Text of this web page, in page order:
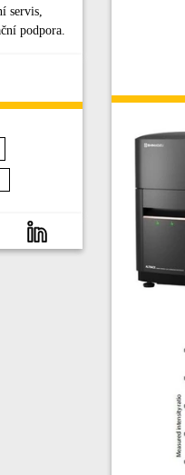
servis,
podpora.